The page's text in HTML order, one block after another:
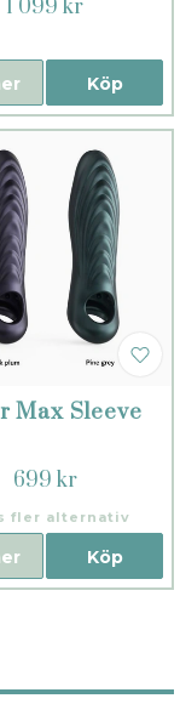
1 099 kr
Köp
Max Sleeve
699 kr
fler alternativ
Köp